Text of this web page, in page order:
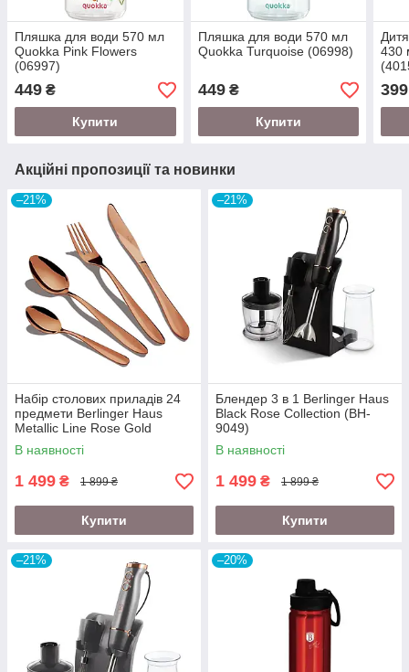
Пляшка для води 570 мл
Quokka Pink Flowers
(06997)
449 ₴
Купити
Пляшка для води 570 мл
Quokka Turquoise (06998)
449₴
Купити
430
399
Акційні пропозиції та новинки
–21%
Набір столових приладів 24
предмети Berlinger Haus
Metallic Line Rose Gold
Edition (BH-2623)
В наявності
1 499 ₴ 1 899 ₴
Купити
–21%
Блендер 3 в 1 Berlinger Haus
Black Rose Collection (BH-
9049)
В наявності
1 499 ₴ 1 899 ₴
Купити
–21% –20%